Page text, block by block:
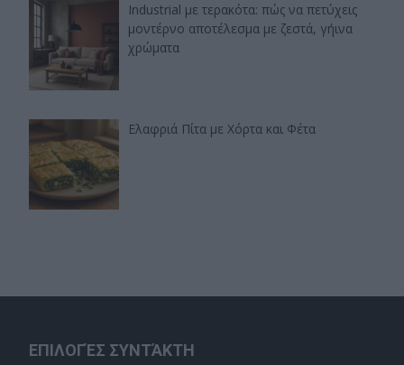
Industrial με τερακότα: πώς να πετύχεις
μοντέρνο αποτέλεσμα με ζεστά, γήινα
χρώματα
Ελαφριά Πίτα με Χόρτα και Φέτα
ΕΠΙΛΟΓΈΣ ΣΥΝΤΆΚΤΗ